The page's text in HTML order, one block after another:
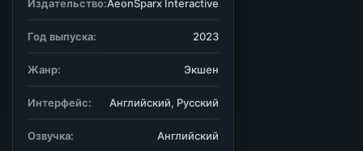
Издательство:AeonSparx Interactive
Год выпуска: 2023
Жанр: Экшен
Интерфейс: Английский, Русский
Озвучка: Английский